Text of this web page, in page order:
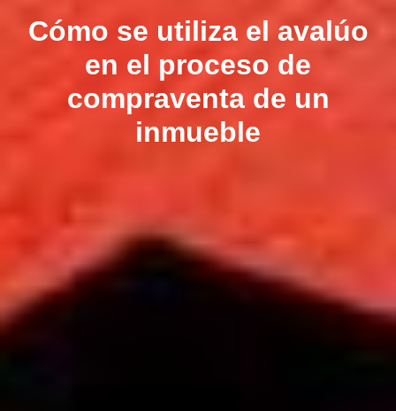
Cómo se utiliza el avalúo
en el proceso de
compraventa de un
inmueble